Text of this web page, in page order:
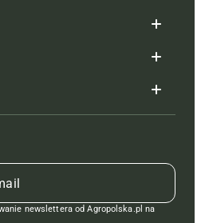
newslettera od Agropolska.pl na